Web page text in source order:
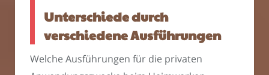
Unterschiede durch
verschiedene Ausführungen
Welche Ausführungen für die privaten